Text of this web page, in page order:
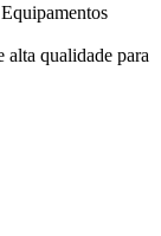
alta qualidade para